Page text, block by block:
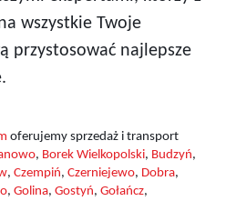
wszystkie Twoje
przystosować najlepsze
oferujemy sprzedaż i transport
, Borek Wielkopolski, Budzyń,
, Czempiń, Czerniejewo, Dobra,
, Golina, Gostyń, Gołańcz,